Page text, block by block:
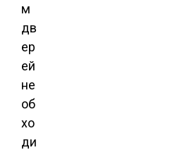
м
дв
ер
ей
не
об
хо
ди